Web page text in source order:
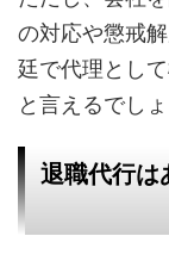
の対応や懲戒
廷で代理とし
と言えるでしょ
退職代行は